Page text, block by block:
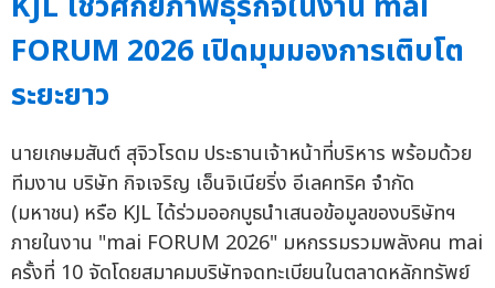
FORUM 2026 เปิดมุมมองการเติบโต
ระยะยาว
นายเกษมสันต์ สุจิวโรดม ประธานเจ้าหน้าที่บริหาร พร้อมด้วย
ทีมงาน บริษัท กิจเจริญ เอ็นจิเนียริ่ง อีเลคทริค จำกัด
(มหาชน) หรือ KJL ได้ร่วมออกบูธนำเสนอข้อมูลของบริษัทฯ
ภายในงาน "mai FORUM 2026" มหกรรมรวมพลังคน mai
ครั้งที่ 10 จัดโดยสมาคมบริษัทจดทะเบียนในตลาดหลักทรัพย์